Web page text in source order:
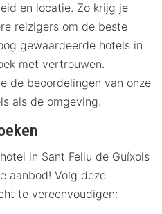
en locatie. Zo krijg je
reizigers om de beste
gewaardeerde hotels in
met vertrouwen.
de beoordelingen van onze
als de omgeving.
in Sant Feliu de Guíxols
aanbod! Volg deze
te vereenvoudigen: